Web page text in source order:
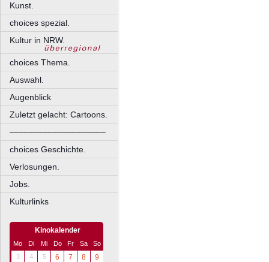
Kunst.
choices spezial.
Kultur in NRW.
choices Thema.
Auswahl.
Augenblick
Zuletzt gelacht: Cartoons.
––––––––––––––––––––
choices Geschichte.
Verlosungen.
Jobs.
Kulturlinks
Kinokalender
Mo Di Mi Do Fr Sa
So
3
4 5 6 7 8
9